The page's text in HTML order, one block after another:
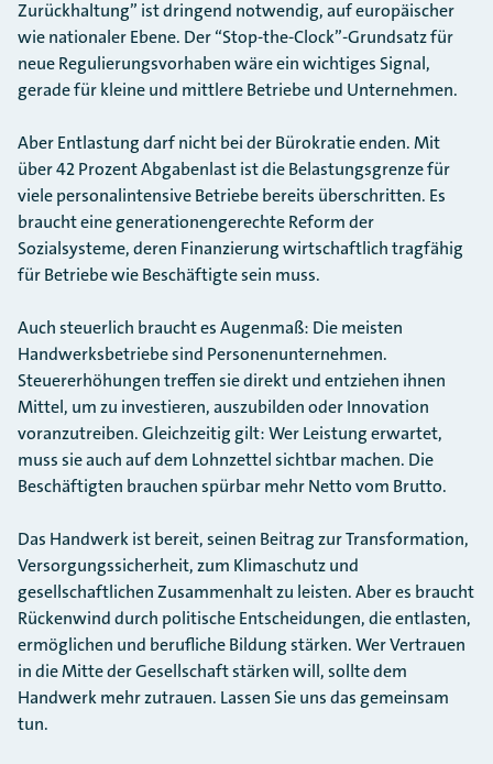
Zurückhaltung” ist dringend notwendig, auf europäischer
wie nationaler Ebene. Der “Stop-the-Clock”-Grundsatz für
neue Regulierungsvorhaben wäre ein wichtiges Signal,
gerade für kleine und mittlere Betriebe und Unternehmen.
Aber Entlastung darf nicht bei der Bürokratie enden. Mit
über 42 Prozent Abgabenlast ist die Belastungsgrenze für
viele personalintensive Betriebe bereits überschritten. Es
braucht eine generationengerechte Reform der
Sozialsysteme, deren Finanzierung wirtschaftlich tragfähig
für Betriebe wie Beschäftigte sein muss.
Auch steuerlich braucht es Augenmaß: Die meisten
Handwerksbetriebe sind Personenunternehmen.
Steuererhöhungen treffen sie direkt und entziehen ihnen
Mittel, um zu investieren, auszubilden oder Innovation
voranzutreiben. Gleichzeitig gilt: Wer Leistung erwartet,
muss sie auch auf dem Lohnzettel sichtbar machen. Die
Beschäftigten brauchen spürbar mehr Netto vom Brutto.
Das Handwerk ist bereit, seinen Beitrag zur Transformation,
Versorgungssicherheit, zum Klimaschutz und
gesellschaftlichen Zusammenhalt zu leisten. Aber es braucht
Rückenwind durch politische Entscheidungen, die entlasten,
ermöglichen und berufliche Bildung stärken. Wer Vertrauen
in die Mitte der Gesellschaft stärken will, sollte dem
Handwerk mehr zutrauen. Lassen Sie uns das gemeinsam
tun.